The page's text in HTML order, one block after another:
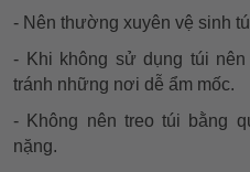
- Nên thường xuyên vệ sinh
- Khi không sử dụng túi
tránh những nơi dễ ẩm mốc.
- Không nên treo túi bằng
nặng.